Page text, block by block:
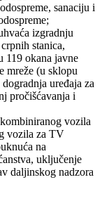
sanaciju i
izgradnju
stanica,
119 okana javne
mreže (u sklopu
uređaja za
pročišćavanja i
vozila
vozila za TV
na
uključenje
daljinskog nadzora